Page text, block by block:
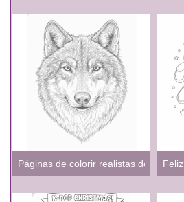
Páginas de colorir realistas de lobos